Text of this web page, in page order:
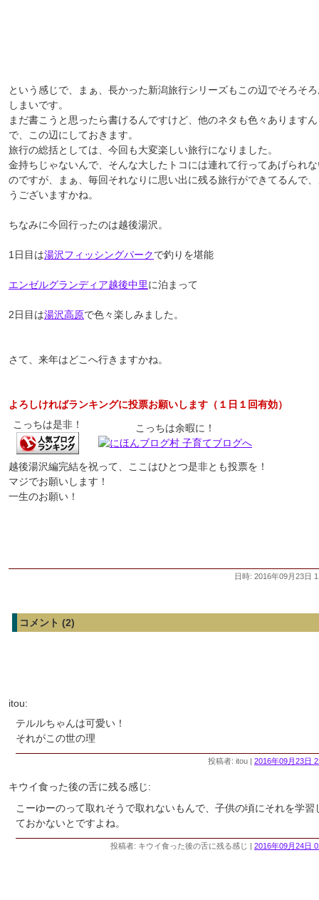
という感じで、まぁ、長かった新潟旅行シリーズもこの辺でそろそ
しまいです。
まだ書こうと思ったら書けるんですけど、他のネタも色々ありますん
で、この辺にしておきます。
旅行の総括としては、今回も大変楽しい旅行になりました。
金持ちじゃないんで、そんな大したトコには連れて行ってあげられ
のですが、まぁ、毎回それなりに思い出に残る旅行ができてるんで
うございますかね。
ちなみに今回行ったのは越後湯沢。
1日目は湯沢フィッシングパークで釣りを堪能
エンゼルグランディア越後中里に泊まって
2日目は湯沢高原で色々楽しみました。
さて、来年はどこへ行きますかね。
よろしければランキングに投票お願いします（１日１回有効）
こっちは是非！
こっちは余暇に！
越後湯沢編完結を祝って、ここはひとつ是非とも投票を！
マジでお願いします！
一生のお願い！
日時: 2016年09月23日
コメント (2)
itou:
テルルちゃんは可愛い！
それがこの世の理
投稿者: itou | 2016年09月23日
キウイ食った後の舌に残る感じ:
こーゆーのって取れそうで取れないもんで、子供の頃にそれを学習
ておかないとですよね。
投稿者: キウイ食った後の舌に残る感じ | 2016年09月24日